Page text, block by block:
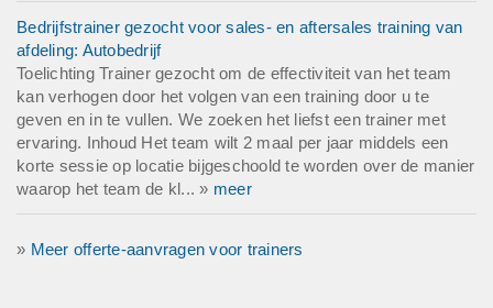
Bedrijfstrainer gezocht voor sales- en aftersales training van
afdeling: Autobedrijf
Toelichting Trainer gezocht om de effectiviteit van het team
kan verhogen door het volgen van een training door u te
geven en in te vullen. We zoeken het liefst een trainer met
ervaring. Inhoud Het team wilt 2 maal per jaar middels een
korte sessie op locatie bijgeschoold te worden over de manier
waarop het team de kl... » meer
» Meer offerte-aanvragen voor trainers